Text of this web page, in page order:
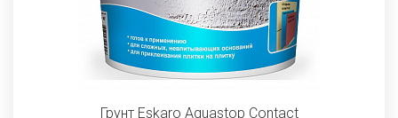
Грунт Eskaro Aquastop Contact